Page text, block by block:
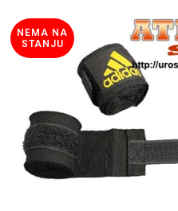
NEMA NA
STANJU